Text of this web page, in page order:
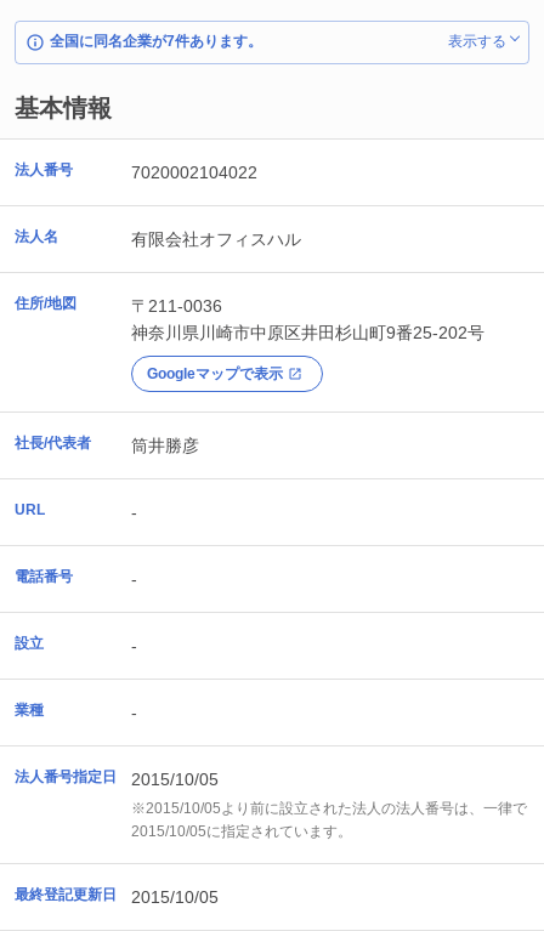
全国に同名企業が7件あります。 表示する
基本情報
法人番号 7020002104022
法人名 有限会社オフィスハル
住所/地図
〒211-0036
神奈川県 川崎市中原区井田杉山町9番25-202号
Googleマップで表示
社長/代表者 筒井勝彦
URL -
電話番号 -
設立 -
業種 -
法人番号指定日 2015/10/05
※2015/10/05より前に設立された法人の法人番号は、一律で
2015/10/05に指定されています。
最終登記更新日 2015/10/05